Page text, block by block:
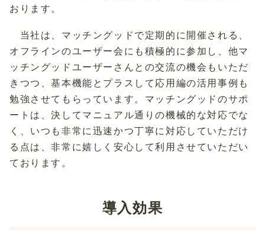
おります。
当社は、マッチングッドで定期的に開催される、
オフラインのユーザー会にも積極的に参加し、他マ
ッチングッドユーザーさんとの交流の機会もいただ
きつつ、基本機能とプラスして応用編の活用事例も
勉強させてもらっています。マッチングッドのサポ
ートは、決してマニュアル通りの機械的な対応でな
く、いつも非常に迅速かつ丁寧に対応していただけ
る点は、非常に嬉しく安心して利用させていただい
ております。
導入効果